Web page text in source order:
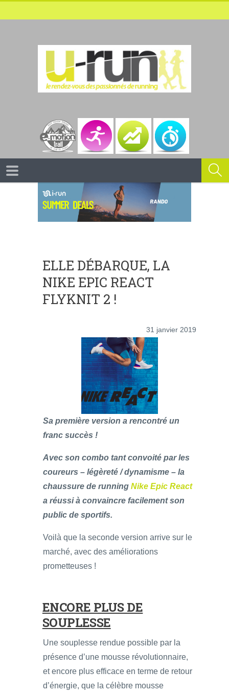
ELLE DÉBARQUE, LA
NIKE EPIC REACT
FLYKNIT 2 !
31 janvier 2019
Sa première version a rencontré un
franc succès !
Avec son combo tant convoité par les
coureurs – légèreté / dynamisme – la
chaussure de running Nike Epic React
a réussi à convaincre facilement son
public de sportifs.
Voilà que la seconde version arrive sur le
marché, avec des améliorations
prometteuses !
ENCORE PLUS DE
SOUPLESSE
Une souplesse rendue possible par la
présence d’une mousse révolutionnaire,
et encore plus efficace en terme de retour
d’énergie, que la célèbre mousse